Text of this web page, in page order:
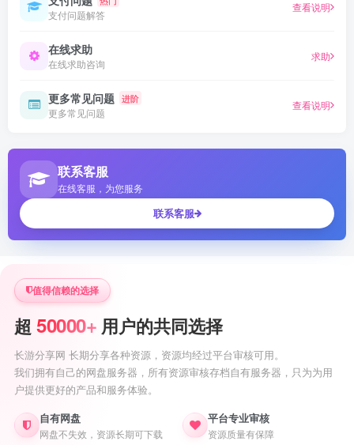
支付问题解答
查看说明
在线求助
在线求助咨询
求助
更多常见问题 进阶
更多常见问题
查看说明
联系客服
在线客服，为您服务
联系客服
值得信赖的选择
超 50000+ 用户的共同选择
长游分享网 长期分享各种资源，资源均经过平台审核可用。
我们拥有自己的网盘服务器，所有资源审核存档自有服务器，只为为用
户提供更好的产品和服务体验。
自有网盘
网盘不失效，资源长期可下载
平台专业审核
资源质量有保障